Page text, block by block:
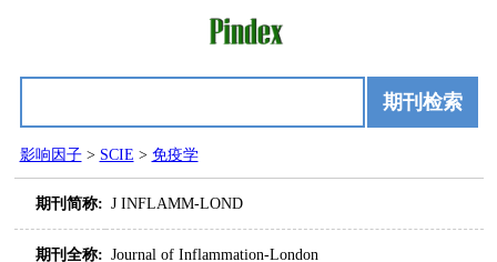
期刊检索
影响因子> SCIE > 免疫学
期刊简称: J INFLAMM-LOND
期刊全称: Journal of Inflammation-London